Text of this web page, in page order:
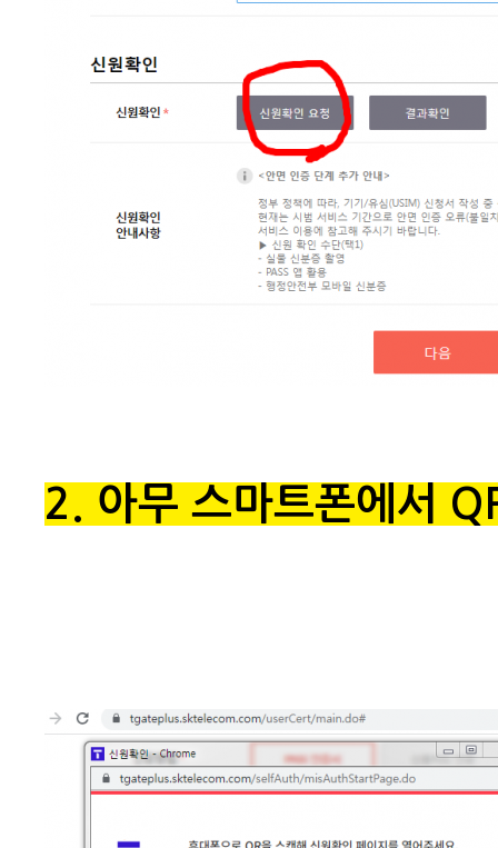
2. 아무 스마트폰에서